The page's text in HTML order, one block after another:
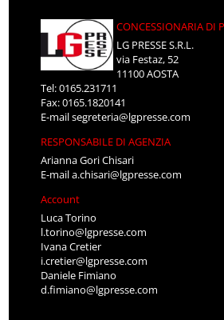
CONCESSIONARIA DI
LG PRESSE S.R.L.
via Festaz, 52
11100 AOSTA
Tel: 0165.231711
Fax: 0165.1820141
E-mailsegreteria@lgpresse.com
RESPONSABILE DI AGENZIA
Arianna Gori Chisari
E-maila.chisari@lgpresse.com
Account
Luca Torino
l.torino@lgpresse.com
Ivana Cretier
i.cretier@lgpresse.com
Daniele Fimiano
d.fimiano@lgpresse.com